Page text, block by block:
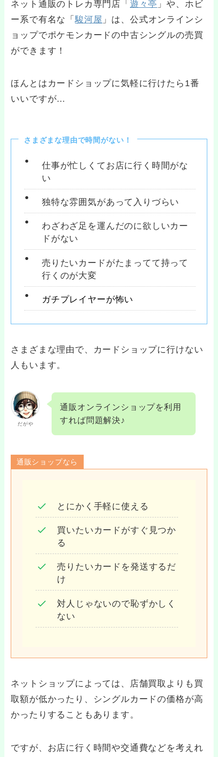
ネット通販のトレカ専門店「 遊々亭 」や、ホビ
ー系で有名な「駿河屋 」は、公式オンラインシ
ョップでポケモンカードの中古シングルの売買
ができます！
ほんとはカードショップに気軽に行けたら1番
いいですが…
さまざまな理由で時間がない！
仕事が忙しくてお店に行く時間がな
い
独特な雰囲気があって入りづらい
わざわざ足を運んだのに欲しいカー
ドがない
売りたいカードがたまってて持って
行くのが大変
ガチプレイヤーが怖い
さまざまな理由で、カードショップに行けない
人もいます。
だがや
通販オンラインショップを利用
すれば問題解決♪
通販ショップなら
とにかく手軽に使える
買いたいカードがすぐ見つか
る
売りたいカードを発送するだ
け
対人じゃないので恥ずかしく
ない
ネットショップによっては、店舗買取よりも買
取額が低かったり、シングルカードの価格が高
かったりすることもあります。
ですが、お店に行く時間や交通費などを考えれ